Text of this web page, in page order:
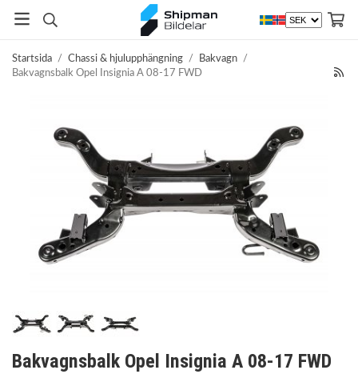
Startsida / Chassi & hjulupphängning / Bakvagn /
Bakvagnsbalk Opel Insignia A 08-17 FWD
Bakvagnsbalk Opel Insignia A 08-17 FWD